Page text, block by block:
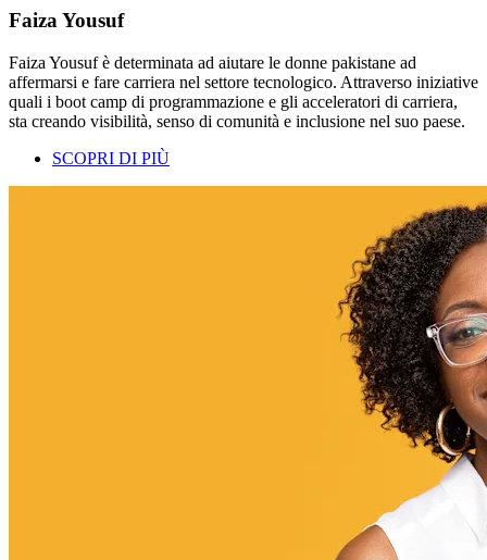
Faiza Yousuf
Faiza Yousuf è determinata ad aiutare le donne pakistane ad
affermarsi e fare carriera nel settore tecnologico. Attraverso iniziative
quali i boot camp di programmazione e gli acceleratori di carriera,
sta creando visibilità, senso di comunità e inclusione nel suo paese.
SCOPRI DI PIÙ